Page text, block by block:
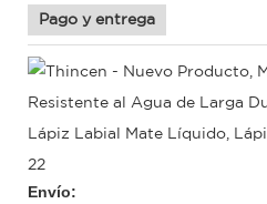
Pago y entrega
Envío: